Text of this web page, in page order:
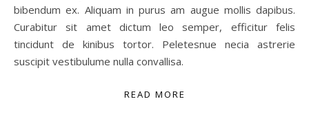
bibendum ex. Aliquam in purus am augue mollis dapibus.
Curabitur sit amet dictum leo semper, efficitur felis
tincidunt de kinibus tortor. Peletesnue necia astrerie
suscipit vestibulume nulla convallisa.
READ MORE